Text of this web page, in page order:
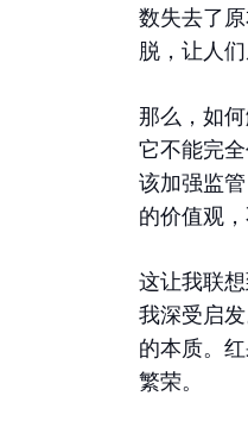
数失去了
脱，让人
那么，如
它不能完
该加强监
的价值观
这让我联
我深受启
的本质。
繁荣。